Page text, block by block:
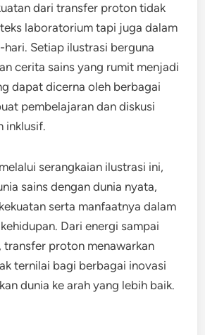
dari transfer proton tidak
laboratorium tapi juga dalam
hari. Setiap ilustrasi berguna
cerita sains yang rumit menjadi
dapat dicerna oleh berbagai
pembelajaran dan diskusi
inklusif.
serangkaian ilustrasi ini,
sains dengan dunia nyata,
serta manfaatnya dalam
Dari energi sampai
transfer proton menawarkan
ternilai bagi berbagai inovasi
dunia ke arah yang lebih baik.